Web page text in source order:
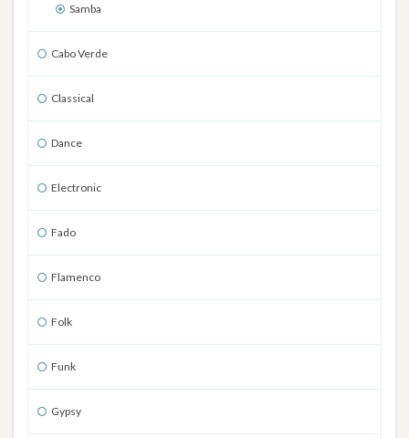
Samba
Cabo Verde
Classical
Dance
Electronic
Fado
Flamenco
Folk
Funk
Gypsy